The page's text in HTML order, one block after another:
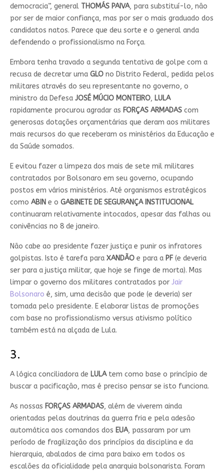
democracia”, general THOMÁS PAIVA, para substituí-lo, não
por ser de maior confiança, mas por ser o mais graduado dos
candidatos natos. Parece que deu sorte e o general anda
defendendo o profissionalismo na Força.
Embora tenha travado a segunda tentativa de golpe com a
recusa de decretar uma GLOno Distrito Federal, pedida pelos
militares através do seu representante no governo, o
ministro da Defesa JOSÉ MÚCIO MONTEIRO, LULA
rapidamente procurou agradar as FORÇAS ARMADAScom
generosas dotações orçamentárias que deram aos militares
mais recursos do que receberam os ministérios da Educação e
da Saúde somados.
E evitou fazer a limpeza dos mais de sete mil militares
contratados por Bolsonaro em seu governo, ocupando
postos em vários ministérios. Até organismos estratégicos
como ABIN e o GABINETE DE SEGURANÇA INSTITUCIONAL
continuaram relativamente intocados, apesar das falhas ou
conivências no 8 de janeiro.
Não cabe ao presidente fazer justiça e punir os infratores
golpistas. Isto é tarefa para XANDÃOe para a PF(e deveria
ser para a justiça militar, que hoje se finge de morta). Mas
limpar o governo dos militares contratados por Jair
Bolsonaro é, sim, uma decisão que pode (e deveria) ser
tomada pelo presidente. E elaborar listas de promoções
com base no profissionalismo versus ativismo político
também está na alçada de Lula.
3.
A lógica conciliadora de LULAtem como base o princípio de
buscar a pacificação, mas é preciso pensar se isto funciona.
As nossas FORÇAS ARMADAS, além de viverem ainda
orientadas pelas doutrinas da guerra fria e pela adesão
automática aos comandos dos EUA, passaram por um
período de fragilização dos princípios da disciplina e da
hierarquia, abalados de cima para baixo em todos os
escalões da oficialidade pela anarquia bolsonarista. Foram